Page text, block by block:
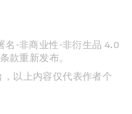
名-非商业性-非衍生品 4.0
款重新发布。
以上内容仅代表作者个